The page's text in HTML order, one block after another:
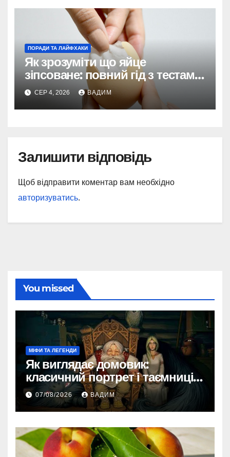
ПОРАДИ ТА ЛАЙФХАКИ
Як зрозуміти що яйце
зіпсоване: повний гід з тестами
та поясненнями
СЕР 4, 2026 ВАДИМ
Залишити відповідь
Щоб відправити коментар вам необхідно
авторизуватись.
You missed
МІФИ ТА ЛЕГЕНДИ
Як виглядає домовик:
класичний портрет і таємниці
зовнішності
07/08/2026 ВАДИМ